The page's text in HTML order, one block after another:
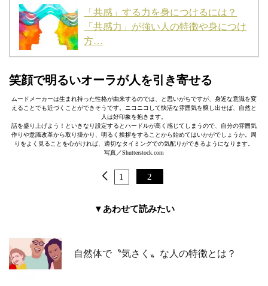
「共感」する力を身につけるには？
「共感力」が強い人の特徴や身につけ
方…
笑顔で明るいオーラが人を引き寄せる
ムードメーカーは生まれ持った性格が由来するのでは、と思いがちですが、身近な意識を変
えることでも近づくことができそうです。ニコニコして快活な雰囲気を醸し出せば、自然と
人は好印象を抱きます。
話を盛り上げよう！といきなり設定するとハードルが高く感じてしまうので、自分の雰囲気
作りや意識改革から取り掛かり、明るく挨拶をすることから始めてはいかがでしょうか。周
りをよく見ることを心がければ、適切なタイミングでの気配りができるようになります。
写真／Shutterstock.com
1 2
▼あわせて読みたい
自然体で〝気さく〟な人の特徴とは？